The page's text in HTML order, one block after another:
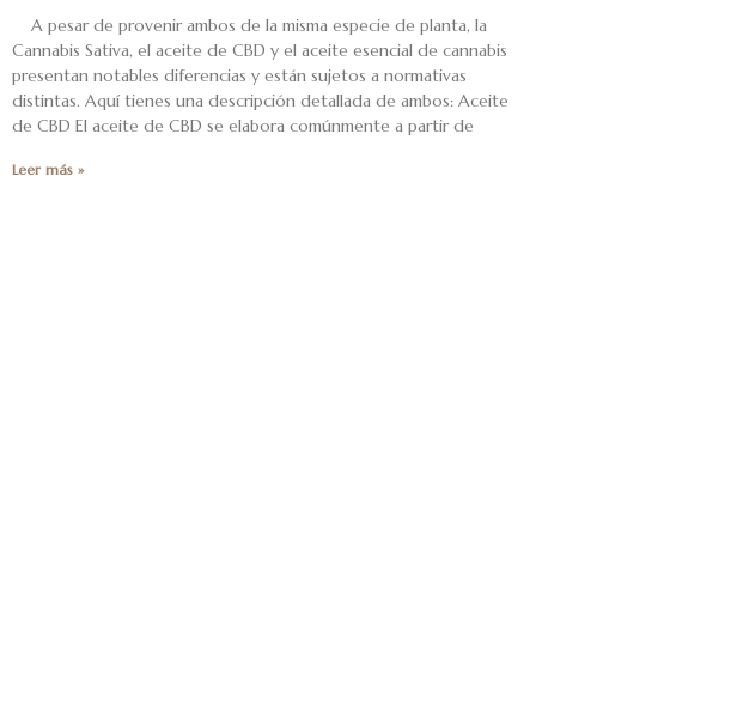
A pesar de provenir ambos de la misma especie de planta, la
Cannabis Sativa, el aceite de CBD y el aceite esencial de cannabis
presentan notables diferencias y están sujetos a normativas
distintas. Aquí tienes una descripción detallada de ambos: Aceite
de CBD El aceite de CBD se elabora comúnmente a partir de
Leer más »